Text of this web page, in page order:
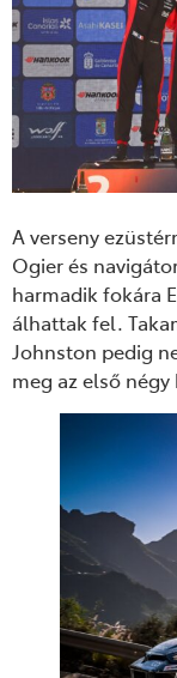
A verseny
Ogier és
harmadik fokára
álhattak fel.
Johnston pedig
meg az első